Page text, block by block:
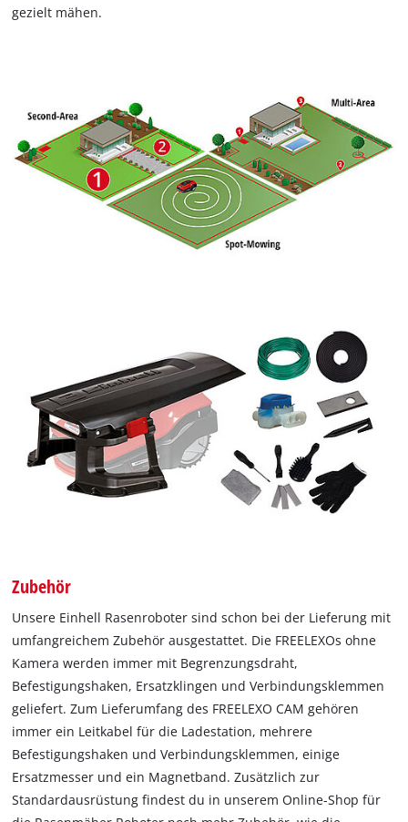
gezielt mähen.
Zubehör
Unsere Einhell Rasenroboter sind schon bei der Lieferung mit
umfangreichem Zubehör ausgestattet. Die FREELEXOs ohne
Kamera werden immer mit Begrenzungsdraht,
Befestigungshaken, Ersatzklingen und Verbindungsklemmen
geliefert. Zum Lieferumfang des FREELEXO CAM gehören
immer ein Leitkabel für die Ladestation, mehrere
Befestigungshaken und Verbindungsklemmen, einige
Ersatzmesser und ein Magnetband. Zusätzlich zur
Standardausrüstung findest du in unserem Online-Shop für